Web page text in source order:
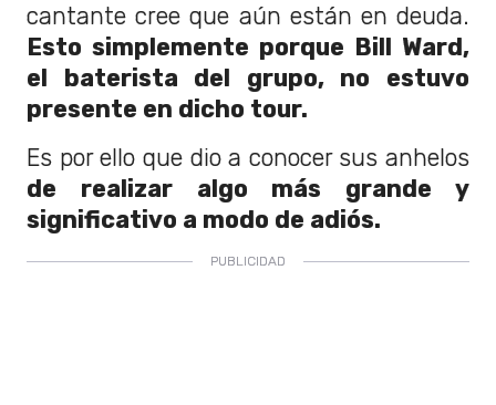
cantante cree que aún están en deuda.
Esto simplemente porque Bill Ward,
el baterista del grupo, no estuvo
presente en dicho tour.
Es por ello que dio a conocer sus anhelos
de realizar algo más grande y
significativo a modo de adiós.